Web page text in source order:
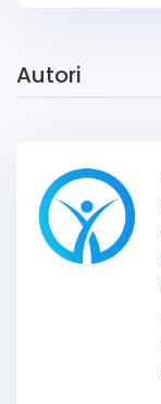
Autori